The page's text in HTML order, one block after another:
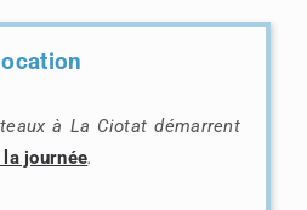
à La Ciotat démarrent
journée.